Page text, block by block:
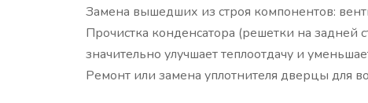
Замена вышедших из строя компонентов:
Прочистка конденсатора (решетки на задней
значительно улучшает теплоотдачу и
Ремонт или замена уплотнителя дверцы для